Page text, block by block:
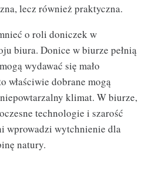
lecz również praktyczna.
o roli doniczek w
biura. Donice w biurze pełnią
wydawać się mało
właściwie dobrane mogą
klimat. W biurze,
technologie i szarość
wprowadzi wytchnienie dla
natury.